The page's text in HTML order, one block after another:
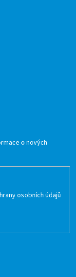
o nových
osobních údajů